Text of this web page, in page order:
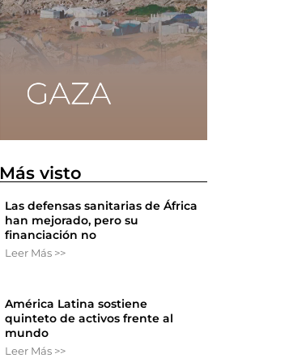
Más visto
Las defensas sanitarias de África
han mejorado, pero su
financiación no
Leer Más >>
América Latina sostiene
quinteto de activos frente al
mundo
Leer Más >>